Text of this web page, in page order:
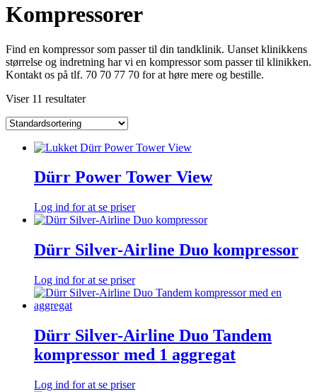
Kompressorer
Find en kompressor som passer til din tandklinik. Uanset klinikkens
størrelse og indretning har vi en kompressor som passer til klinikken.
Kontakt os på tlf. 70 70 77 70 for at høre mere og bestille.
Viser 11 resultater
Dürr Power Tower View
Log ind for at se priser
Dürr Silver-Airline Duo kompressor
Log ind for at se priser
Dürr Silver-Airline Duo Tandem
kompressor med 1 aggregat
Log ind for at se priser